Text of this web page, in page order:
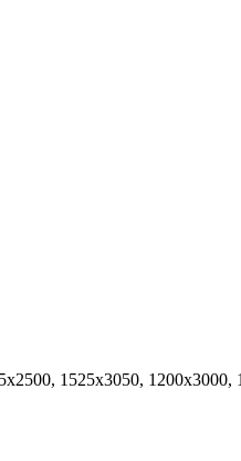
1525x3050, 1200x3000,